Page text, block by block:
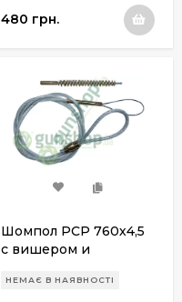
480 грн.
Шомпол РСР 760х4,5
с вишером и
НЕМАЄ В НАЯВНОСТІ